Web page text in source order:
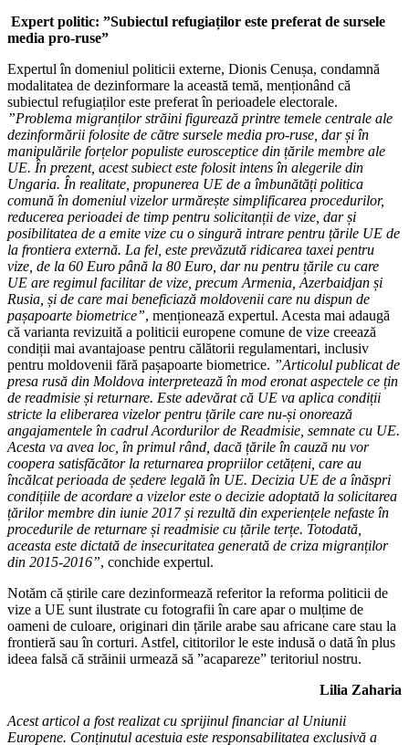
Expert politic: ”Subiectul refugiaților este preferat de sursele
media pro-ruse”
Expertul în domeniul politicii externe, Dionis Cenușa, condamnă
modalitatea de dezinformare la această temă, menționând că
subiectul refugiaților este preferat în perioadele electorale.
”Problema migranților străini figurează printre temele centrale ale
dezinformării folosite de către sursele media pro-ruse, dar și în
manipulările forțelor populiste eurosceptice din țările membre ale
UE. În prezent, acest subiect este folosit intens în alegerile din
Ungaria. În realitate, propunerea UE de a îmbunătăți politica
comună în domeniul vizelor urmărește simplificarea procedurilor,
reducerea perioadei de timp pentru solicitanții de vize, dar și
posibilitatea de a emite vize cu o singură intrare pentru țările UE de
la frontiera externă. La fel, este prevăzută ridicarea taxei pentru
vize, de la 60 Euro până la 80 Euro, dar nu pentru țările cu care
UE are regimul facilitar de vize, precum Armenia, Azerbaidjan și
Rusia, și de care mai beneficiază moldovenii care nu dispun de
pașapoarte biometrice”, menționează expertul. Acesta mai adaugă
că varianta revizuită a politicii europene comune de vize creează
condiții mai avantajoase pentru călătorii regulamentari, inclusiv
pentru moldovenii fără pașapoarte biometrice. ”Articolul publicat de
presa rusă din Moldova interpretează în mod eronat aspectele ce țin
de readmisie și returnare. Este adevărat că UE va aplica condiții
stricte la eliberarea vizelor pentru țările care nu-și onorează
angajamentele în cadrul Acordurilor de Readmisie, semnate cu UE.
Acesta va avea loc, în primul rând, dacă țările în cauză nu vor
coopera satisfăcător la returnarea propriilor cetățeni, care au
încălcat perioada de ședere legală în UE. Decizia UE de a înăspri
condițiile de acordare a vizelor este o decizie adoptată la solicitarea
țărilor membre din iunie 2017 și rezultă din experiențele nefaste în
procedurile de returnare și readmisie cu țările terțe. Totodată,
aceasta este dictată de insecuritatea generată de criza migranților
din 2015-2016”, conchide expertul.
Notăm că știrile care dezinformează referitor la reforma politicii de
vize a UE sunt ilustrate cu fotografii în care apar o mulțime de
oameni de culoare, originari din țările arabe sau africane care stau la
frontieră sau în corturi. Astfel, cititorilor le este indusă o dată în plus
ideea falsă că străinii urmează să ”acapareze” teritoriul nostru.
Lilia Zaharia
Acest articol a fost realizat cu sprijinul financiar al Uniunii
Europene. Conținutul acestuia este responsabilitatea exclusivă a